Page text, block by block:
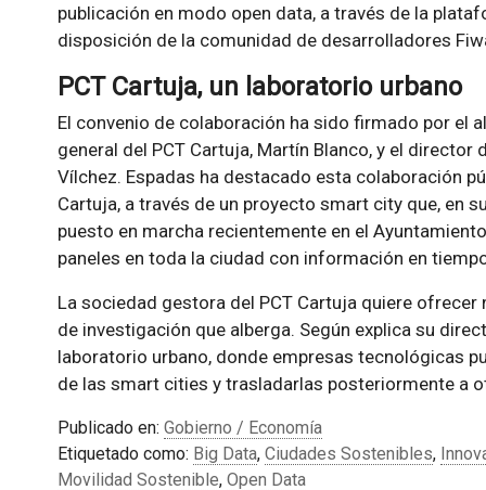
publicación en modo open data, a través de la
disposición de la comunidad de desarrolladores
PCT Cartuja, un laboratorio urbano
El convenio de colaboración ha sido firmado por el
general del PCT Cartuja, Martín Blanco, y el
Vílchez. Espadas ha destacado esta colaboración
Cartuja, a través de un proyecto smart city que, en
puesto en marcha recientemente en el
paneles en toda la ciudad con información en
La sociedad gestora del PCT Cartuja quiere
de investigación que alberga. Según explica su
laboratorio urbano, donde empresas tecnológicas
de las smart cities y trasladarlas posteriormente a
Publicado en: Gobierno / Economía
Etiquetado como: Big Data, Ciudades Sostenibles,
Movilidad Sostenible, Open Data